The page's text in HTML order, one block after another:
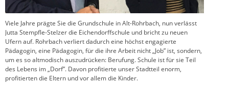
Viele Jahre prägte Sie die Grundschule in Alt-Rohrbach, nun verlässt
Jutta Stempfle-Stelzer die Eichendorffschule und bricht zu neuen
Ufern auf. Rohrbach verliert dadurch eine höchst engagierte
Pädagogin, eine Pädagogin, für die ihre Arbeit nicht „Job” ist, sondern,
um es so altmodisch auszudrücken: Berufung. Schule ist für sie Teil
des Lebens im „Dorf”. Davon profitierte unser Stadtteil enorm,
profitierten die Eltern und vor allem die Kinder.